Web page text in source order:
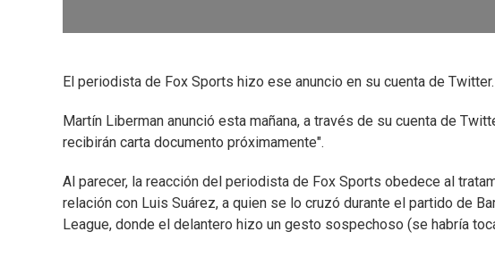
El periodista de Fox Sports hizo ese anuncio en su cuenta de Twitter.
Martín Liberman anunció esta mañana, a través de su cuenta de
recibirán carta documento próximamente".
Al parecer, la reacción del periodista de Fox Sports obedece al
relación con Luis Suárez, a quien se lo cruzó durante el partido de
League, donde el delantero hizo un gesto sospechoso (se habría